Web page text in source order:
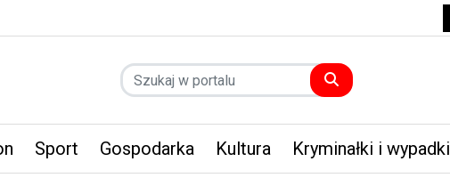
Sport Gospodarka Kultura Kryminałki i wypadki